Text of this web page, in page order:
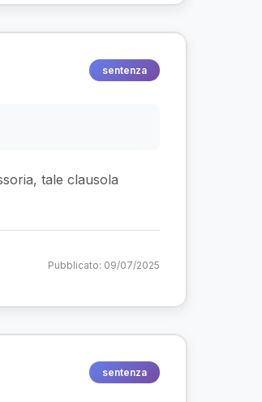
sentenza
tale clausola
Pubblicato: 09/07/2025
sentenza